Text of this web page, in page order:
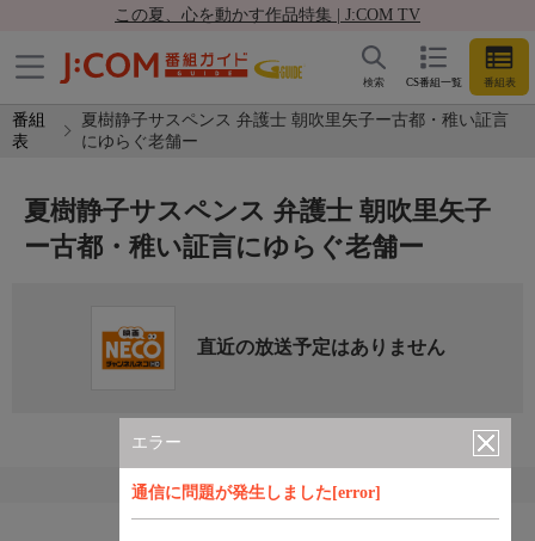
この夏、心を動かす作品特集 | J:COM TV
CS番組一覧 番組表
検索
番組
表
夏樹静子サスペンス 弁護士 朝吹里矢子ー古都・稚い証言
にゆらぐ老舗ー
エラー
通信に問題が発生しました[error]
夏樹静子サスペンス 弁護士 朝吹里矢子
ー古都・稚い証言にゆらぐ老舗ー
直近の放送予定はありません